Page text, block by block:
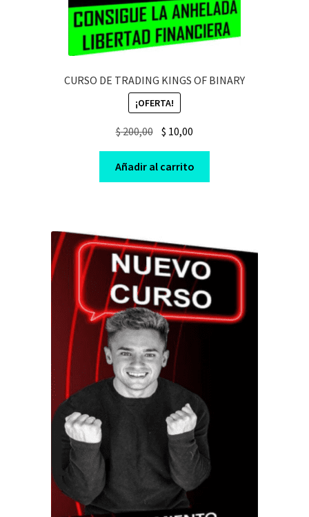
CURSO DE TRADING KINGS OF BINARY
¡OFERTA!
$200,00 Original
was:
$ 200,00.
$ 10,00
is:
$ 10,00.
Añadir al carrito